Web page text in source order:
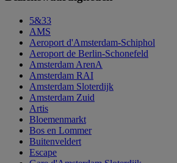
5&33
AMS
Aeroport d'Amsterdam-Schiphol
Aeroport de Berlin-Schonefeld
Amsterdam ArenA
Amsterdam RAI
Amsterdam Sloterdijk
Amsterdam Zuid
Artis
Bloemenmarkt
Bos en Lommer
Buitenveldert
Escape